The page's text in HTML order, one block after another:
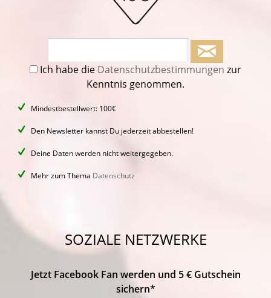
Ich habe die Datenschutzbestimmungen zur
Kenntnis genommen.
Mindestbestellwert: 100€
Den Newsletter kannst Du jederzeit abbestellen!
Deine Daten werden nicht weitergegeben.
Mehr zum Thema Datenschutz
SOZIALE NETZWERKE
Jetzt Facebook Fan werden und 5 € Gutschein
sichern*